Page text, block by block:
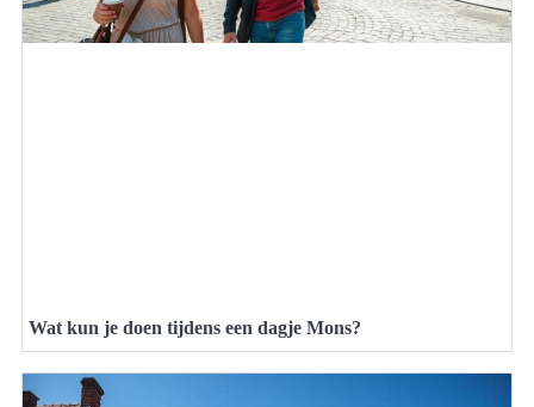
Wat kun je doen tijdens een dagje Mons?